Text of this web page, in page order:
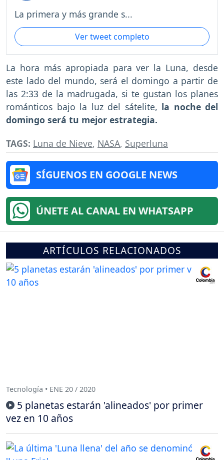
La primera y más grande s...
Ver tweet completo
La hora más apropiada para ver la Luna, desde
este lado del mundo, será el domingo a partir de
las 2:33 de la madrugada, si te gustan los planes
románticos bajo la luz del sátelite, la noche del
domingo será tu mejor estrategia.
TAGS: Luna de Nieve, NASA, Superluna
SÍGUENOS EN GOOGLE NEWS
ÚNETE AL CANAL EN WHATSAPP
ARTÍCULOS RELACIONADOS
Tecnología • ENE 20 / 2020
5 planetas estarán 'alineados' por primer
vez en 10 años